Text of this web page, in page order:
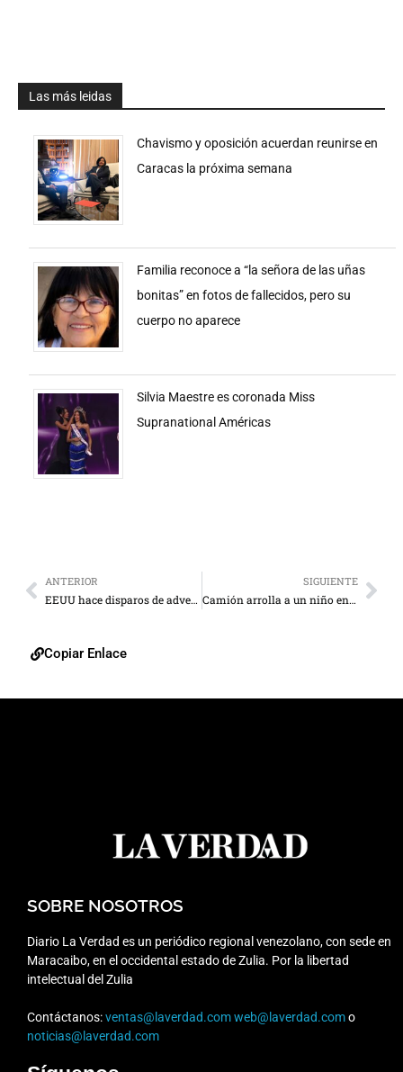
Las más leidas
Chavismo y oposición acuerdan reunirse en
Caracas la próxima semana
Familia reconoce a “la señora de las uñas
bonitas” en fotos de fallecidos, pero su
cuerpo no aparece
Silvia Maestre es coronada Miss
Supranational Américas
ANTERIOR
EEUU hace disparos de advertencia a un barco de Irán
SIGUIENTE
Camión arrolla a un niño en el centro
Copiar Enlace
SOBRE NOSOTROS
Diario La Verdad es un periódico regional venezolano, con sede en
Maracaibo, en el occidental estado de Zulia. Por la libertad
intelectual del Zulia
Contáctanos:ventas@laverdad.comweb@laverdad.como
noticias@laverdad.com